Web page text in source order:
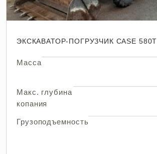
ЭКСКАВАТОР-ПОГРУЗЧИК CASE 580T
Масса
Макс. глубина
копания
Грузоподъемность